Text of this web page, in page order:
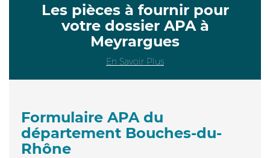
Les pièces à fournir pour
votre dossier APA à
Meyrargues
En Savoir Plus
Formulaire APA du
département Bouches-du-
Rhône